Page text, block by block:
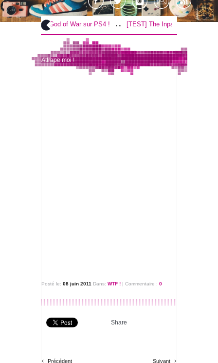
.. [TEST] God of War sur PS4 ! .. [TEST] The Inpatient sur PS4 / VR
Attrape moi !
Posté le: 08 juin 2011 Dans: WTF ! | Commentaire : 0
Share
‹ Précédent Suivant ›